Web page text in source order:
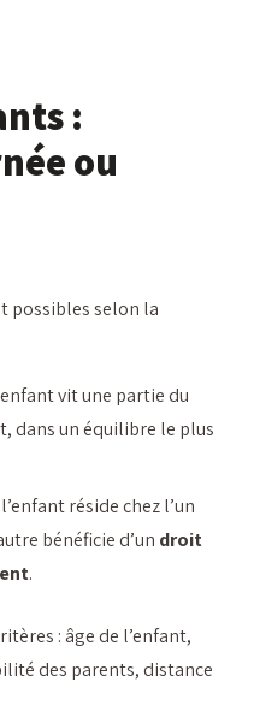
:
ou
possibles selon la
vit une partie du
dans un équilibre le plus
l’enfant réside chez l’un
bénéficie d’un droit
.
: âge de l’enfant,
des parents, distance